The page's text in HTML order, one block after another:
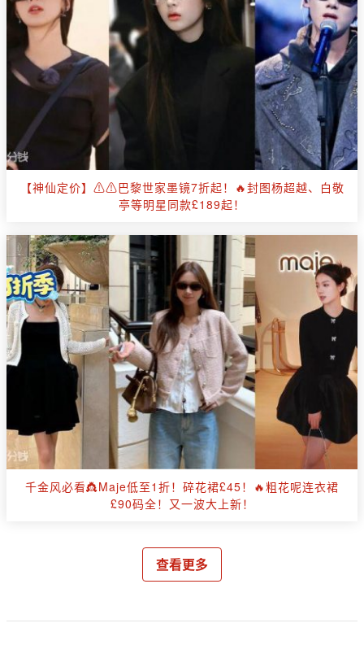
【神仙定价】⚠️⚠️巴黎世家墨镜7折起！🔥封图杨超越、白敬
亭等明星同款£189起！
千金风必看👸Maje低至1折！碎花裙£45！🔥粗花呢连衣裙
£90码全！又一波大上新！
查看更多